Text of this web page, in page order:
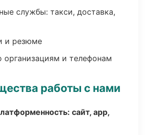
службы: такси, доставка,
и резюме
организациям и телефонам
работы с нами
сайт, app,